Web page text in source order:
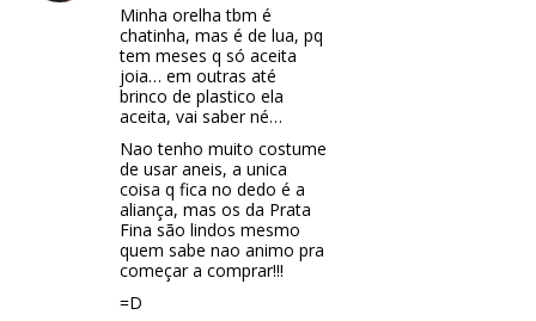
Minha orelha tbm é
chatinha, mas é de lua, pq
tem meses q só aceita
joia… em outras até
brinco de plastico ela
aceita, vai saber né…
Nao tenho muito costume
de usar aneis, a unica
coisa q fica no dedo é a
aliança, mas os da Prata
Fina são lindos mesmo
quem sabe nao animo pra
começar a comprar!!!
=D